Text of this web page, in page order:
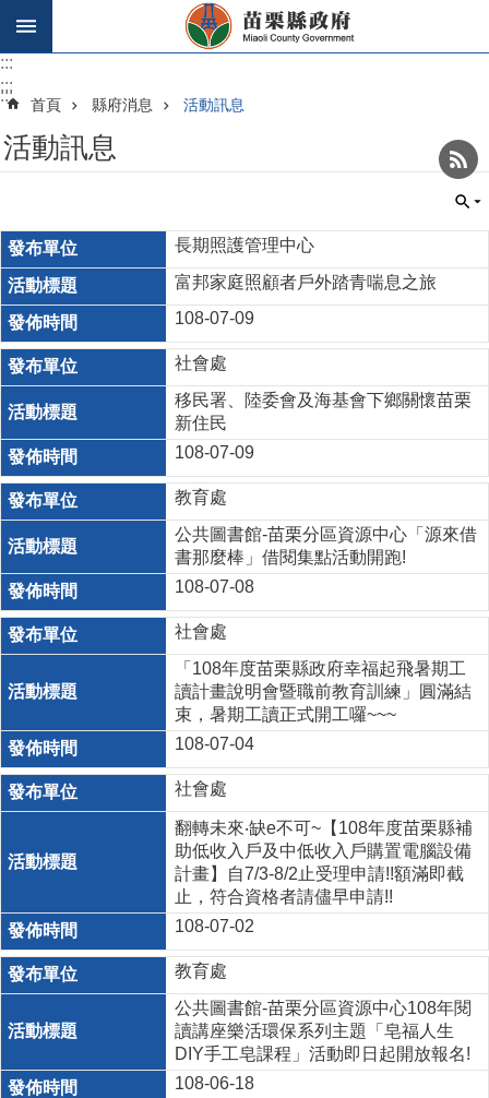
跳到主要內容區塊
:::
:::
::: 首頁 縣府消息 活動訊息
活動訊息 _
長期照護管理中心
富邦家庭照顧者戶外踏青喘息之旅
108-07-09
社會處
移民署、陸委會及海基會下鄉關懷苗栗
新住民
108-07-09
教育處
公共圖書館-苗栗分區資源中心「源來借
書那麼棒」借閱集點活動開跑!
108-07-08
社會處
「108年度苗栗縣政府幸福起飛暑期工
讀計畫說明會暨職前教育訓練」圓滿結
束，暑期工讀正式開工囉~~~
108-07-04
社會處
翻轉未來‧缺e不可~【108年度苗栗縣補
助低收入戶及中低收入戶購置電腦設備
計畫】自7/3-8/2止受理申請!!額滿即截
止，符合資格者請儘早申請!!
108-07-02
教育處
公共圖書館-苗栗分區資源中心108年閱
讀講座樂活環保系列主題「皂福人生
DIY手工皂課程」活動即日起開放報名!
108-06-18